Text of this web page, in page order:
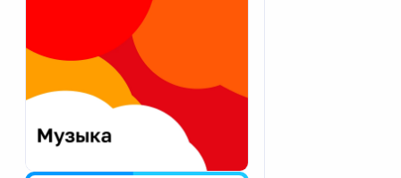
Екатеринбург
Калининград
Калуга